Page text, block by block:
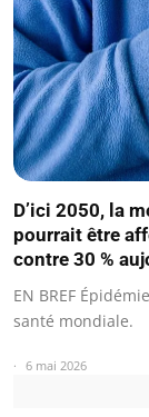
D’ici 2050, la
pourrait être
contre 30 %
EN BREF
santé mondiale.
6 mai 2026